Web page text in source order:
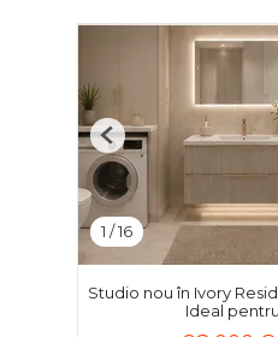
1 /16
Previous
Studio nou în Ivory
Ideal